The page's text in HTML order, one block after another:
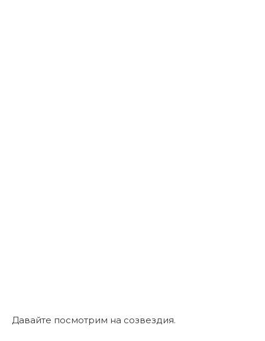
Давайте посмотрим на созвездия.